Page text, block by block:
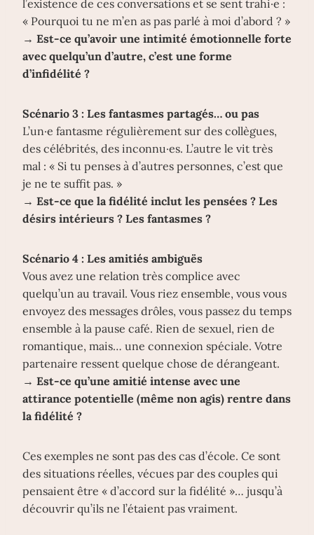
l’existence de ces conversations et se sent trahi·e :
« Pourquoi tu ne m’en as pas parlé à moi d’abord ? »
→ Est-ce qu’avoir une intimité émotionnelle forte
avec quelqu’un d’autre, c’est une forme
d’infidélité ?
Scénario 3 : Les fantasmes partagés… ou pas
L’un·e fantasme régulièrement sur des collègues,
des célébrités, des inconnu·es. L’autre le vit très
mal : « Si tu penses à d’autres personnes, c’est que
je ne te suffit pas. »
→ Est-ce que la fidélité inclut les pensées ? Les
désirs intérieurs ? Les fantasmes ?
Scénario 4 : Les amitiés ambiguës
Vous avez une relation très complice avec
quelqu’un au travail. Vous riez ensemble, vous vous
envoyez des messages drôles, vous passez du temps
ensemble à la pause café. Rien de sexuel, rien de
romantique, mais… une connexion spéciale. Votre
partenaire ressent quelque chose de dérangeant.
→ Est-ce qu’une amitié intense avec une
attirance potentielle (même non agis) rentre dans
la fidélité ?
Ces exemples ne sont pas des cas d’école. Ce sont
des situations réelles, vécues par des couples qui
pensaient être « d’accord sur la fidélité »… jusqu’à
découvrir qu’ils ne l’étaient pas vraiment.